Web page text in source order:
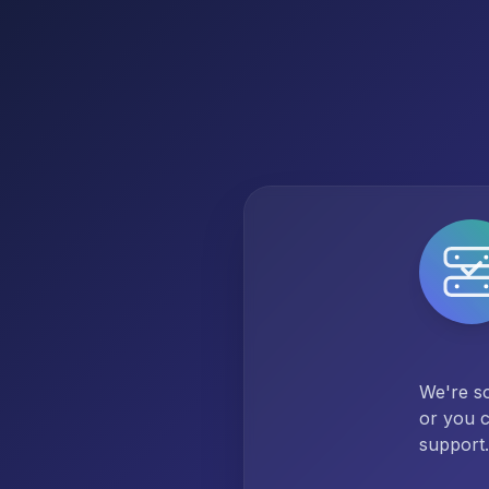
We're
or you
support.